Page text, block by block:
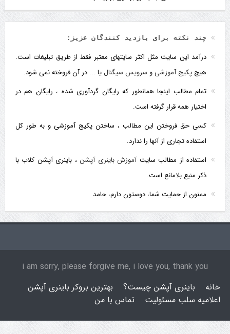
چند نکته برای بازدید کنندگان عزیز:
درآمد این سایت مثل اکثر سایتهای معتبر فقط از طریق تبلیغات است.
هیچ پکیج آموزشیو سرویس سیگنال یا ... در آن فروخته نمی شود.
تمام مطالب اینجا همانطور که رایگان گردآوری شده ، رایگان هم در
اختیار همه قرار گرفته است.
کسی حق فروختن این مطالب ، ساختن پکیج آموزشی و به طور کل
استفاده تجاری از آنها را ندارد.
استفاده از مطالب سایتآموزش باینری آپشن، باینری آپشن کلاب با
ذکر منبع بلامانع است.
ممنون از حمایت شما، دوستون دارم، حامد
i am sorry, please forgive me, i love you, thank you
خانه
باینری آپشن چیست؟
بهترین بروکر باینری آپشن
اعلامیه سلب مسئولیت
تماس با من